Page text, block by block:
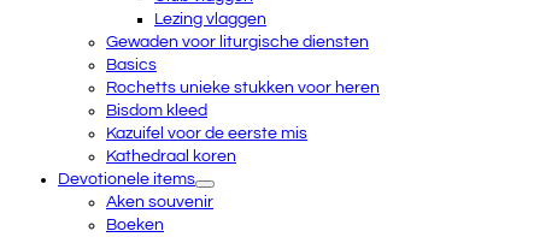
Lezing vlaggen
Gewaden voor liturgische diensten
Basics
Rochetts unieke stukken voor heren
Bisdom kleed
Kazuifel voor de eerste mis
Kathedraal koren
Devotionele items
Aken souvenir
Boeken